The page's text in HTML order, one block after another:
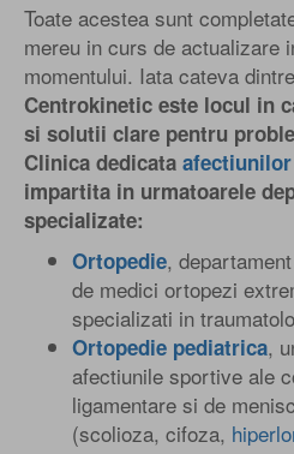
Toate acestea sunt
mereu in curs de actualizare
momentului. Iata cateva
Centrokinetic este locul in
si solutii clare pentru
Clinica dedicata
impartita in urmatoarele
specializate:
Ortopedie,
de medici ortopezi
specializati in
Ortopedie pediatrica,
afectiunile sportive ale
ligamentare si de
(scolioza, cifoza,